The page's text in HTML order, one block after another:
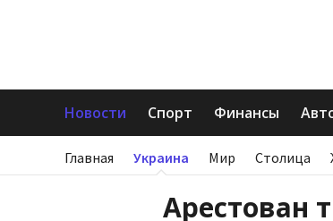
Новости Спорт Финансы
Главная Украина Мир Столица
Арестован